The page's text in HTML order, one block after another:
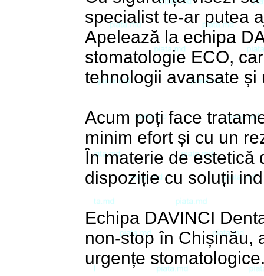
specialist te-ar putea
Apelează la echipa
stomatologie ECO,
tehnologii avansate
Acum poți face
minim efort și cu un
În materie de estetică
dispoziție cu soluții
Echipa DAVINCI
non-stop în Chișinău,
urgențe